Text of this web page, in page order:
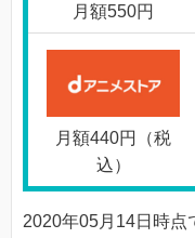
月額550円
月額440円（税
込）
2020年05月14日時点